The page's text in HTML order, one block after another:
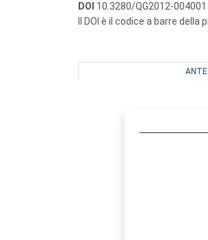
DOI 10.3280/QG2012-004001
Il DOI è il codice a barre